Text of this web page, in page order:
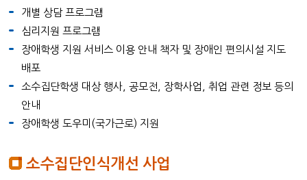
개별 상담 프로그램
심리지원 프로그램
장애학생 지원 서비스 이용 안내 책자 및 장애인 편의시설 지도
배포
소수집단학생 대상 행사, 공모전, 장학사업, 취업 관련 정보 등의
안내
장애학생 도우미(국가근로) 지원
소수집단인식개선 사업